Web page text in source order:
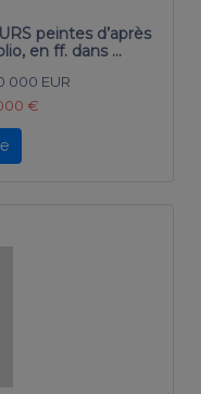
peintes d’après
en ff. dans …
000 EUR
€